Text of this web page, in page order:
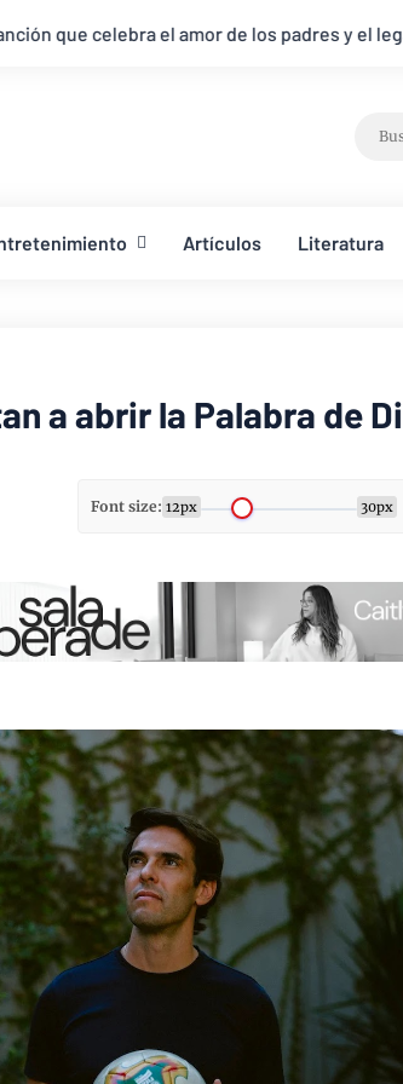
de los padres y el legado de la fe La
Artículos Literatura
a abrir la Palabra de
Font size: 12px 30px